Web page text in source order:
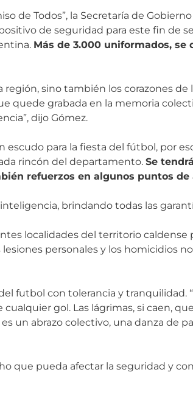
de Todos”, la Secretaría de
de seguridad para este fin de
Más de 3.000 uniformados,
región, sino también los corazones
quede grabada en la memoria
dijo Gómez.
escudo para la fiesta del fútbol, por
rincón del departamento. Se
refuerzos en algunos puntos
brindando todas las
localidades del territorio caldense
personales y los homicidios
futbol con tolerancia y
gol. Las lágrimas, si caen,
un abrazo colectivo, una danza de
que pueda afectar la seguridad y